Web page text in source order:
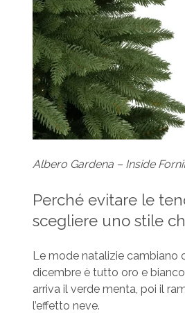
Albero Gardena – Inside
Perché evitare le
scegliere uno stile
Le mode natalizie cambiano
dicembre è tutto oro e
arriva il verde menta, poi il
l’effetto neve.